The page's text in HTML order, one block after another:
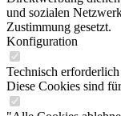
und sozialen
Zustimmung gesetzt.
Konfiguration
Technisch erforderlich
Diese Cookies sind